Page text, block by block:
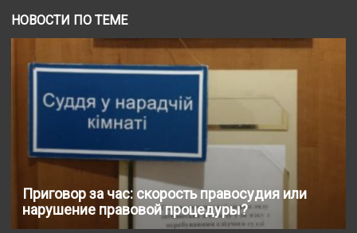
НОВОСТИ ПО ТЕМЕ
Приговор за час: скорость правосудия или
нарушение правовой процедуры?